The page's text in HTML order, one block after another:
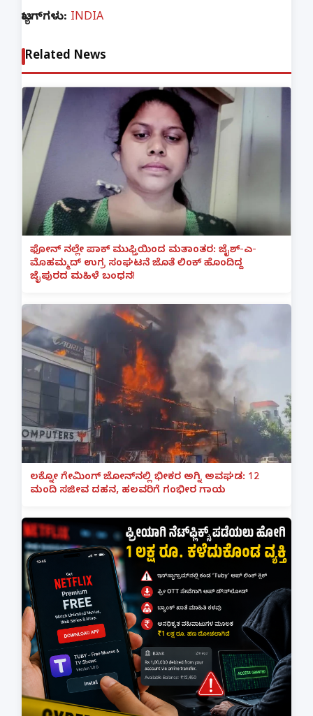
ಟ್ಯಾಗ್‌ಗಳು: INDIA
Related News
ಫೋನ್ ನಲ್ಲೇ ಪಾಕ್ ಮುಫ್ತಿಯಿಂದ ಮತಾಂತರ: ಜೈಶ್-ಎ-
ಮೊಹಮ್ಮದ್ ಉಗ್ರ ಸಂಘಟನೆ ಜೊತೆ ಲಿಂಕ್ ಹೊಂದಿದ್ದ
ಜೈಪುರದ ಮಹಿಳೆ ಬಂಧನ!
ಲಕ್ನೋ ಗೇಮಿಂಗ್ ಜೋನ್‌ನಲ್ಲಿ ಭೀಕರ ಅಗ್ನಿ ಅವಘಡ: 12
ಮಂದಿ ಸಜೀವ ದಹನ, ಹಲವರಿಗೆ ಗಂಭೀರ ಗಾಯ